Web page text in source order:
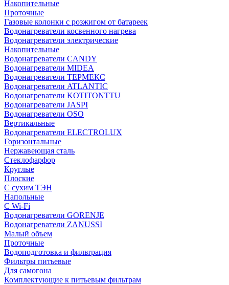
Накопительные
Проточные
Газовые колонки с розжигом от батареек
Водонагреватели косвенного нагрева
Водонагреватели электрические
Накопительные
Водонагреватели CANDY
Водонагреватели MIDEA
Водонагреватели ТЕРМЕКС
Водонагреватели ATLANTIC
Водонагреватели KOTITONTTU
Водонагреватели JASPI
Водонагреватели OSO
Вертикальные
Водонагреватели ELECTROLUX
Горизонтальные
Нержавеющая сталь
Стеклофарфор
Круглые
Плоские
С сухим ТЭН
Напольные
С Wi-Fi
Водонагреватели GORENJE
Водонагреватели ZANUSSI
Малый объем
Проточные
Водоподготовка и фильтрация
Фильтры питьевые
Для самогона
Комплектующие к питьевым фильтрам